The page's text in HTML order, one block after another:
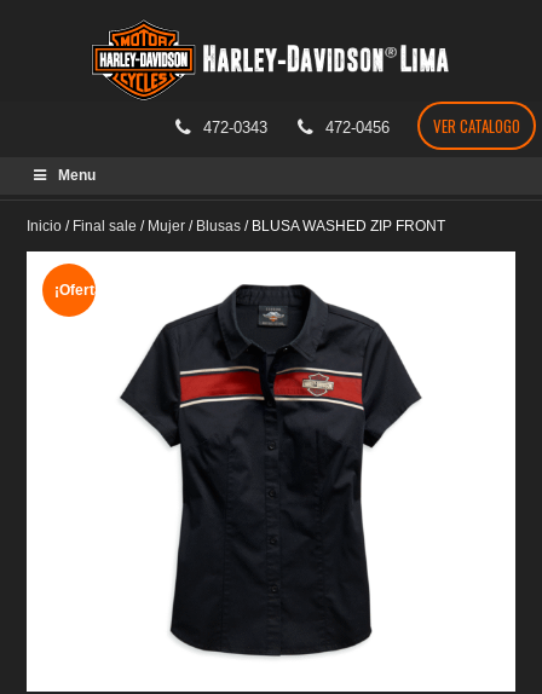
472-0343 472-0456 VER CATALOGO
Menu
Inicio / Final sale / Mujer / Blusas / BLUSA WASHED ZIP FRONT
¡Oferta!